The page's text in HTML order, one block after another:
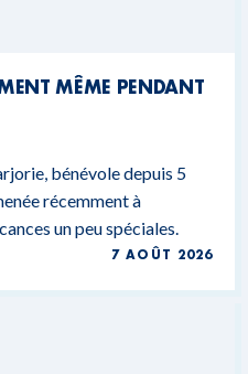
MÊME PENDANT
bénévole depuis 5
récemment à
un peu spéciales.
7 AOÛT 2026